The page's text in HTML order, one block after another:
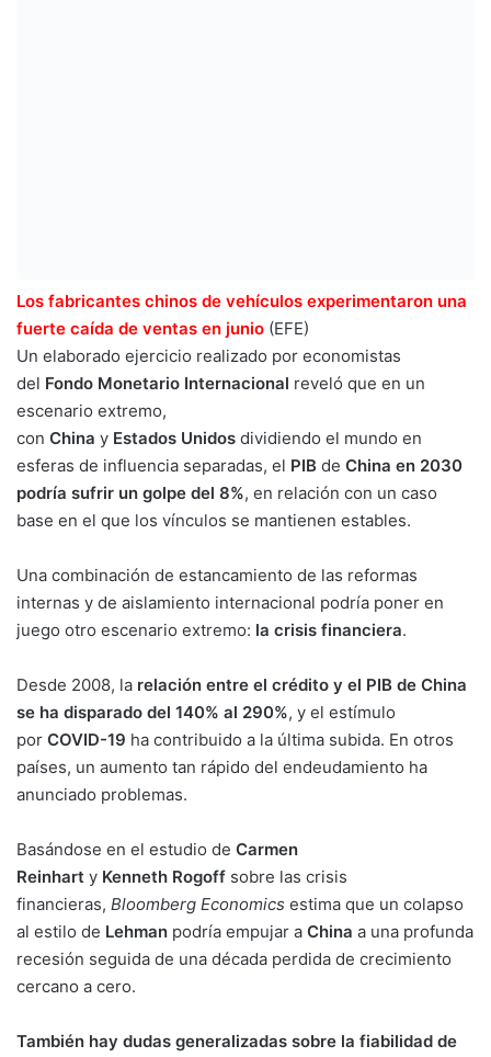
Los fabricantes chinos de vehículos experimentaron una
fuerte caída de ventas en junio (EFE)
Un elaborado ejercicio realizado por economistas
del Fondo Monetario Internacional reveló que en un
escenario extremo,
con China y Estados Unidos dividiendo el mundo en
esferas de influencia separadas, el PIB de China en 2030
podría sufrir un golpe del 8%, en relación con un caso
base en el que los vínculos se mantienen estables.
Una combinación de estancamiento de las reformas
internas y de aislamiento internacional podría poner en
juego otro escenario extremo: la crisis financiera.
Desde 2008, la relación entre el crédito y el PIB de China
se ha disparado del 140% al 290%, y el estímulo
por COVID-19 ha contribuido a la última subida. En otros
países, un aumento tan rápido del endeudamiento ha
anunciado problemas.
Basándose en el estudio de Carmen
Reinhart y Kenneth Rogoff sobre las crisis
financieras, Bloomberg Economics estima que un colapso
al estilo de Lehman podría empujar a China a una profunda
recesión seguida de una década perdida de crecimiento
cercano a cero.
También hay dudas generalizadas sobre la fiabilidad de